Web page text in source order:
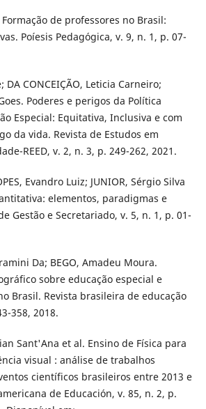
de professores no Brasil:
Poíesis Pedagógica, v. 9, n. 1, p. 07-
DA CONCEIÇÃO, Leticia Carneiro;
Poderes e perigos da Política
Especial: Equitativa, Inclusiva e com
da vida. Revista de Estudos em
REED, v. 2, n. 3, p. 249-262, 2021.
Evandro Luiz; JUNIOR, Sérgio Silva
elementos, paradigmas e
Gestão e Secretariado, v. 5, n. 1, p. 01-
Da; BEGO, Amadeu Moura.
sobre educação especial e
Brasil. Revista brasileira de educação
358, 2018.
Sant'Ana et al. Ensino de Física para
visual : análise de trabalhos
científicos brasileiros entre 2013 e
de Educación, v. 85, n. 2, p.